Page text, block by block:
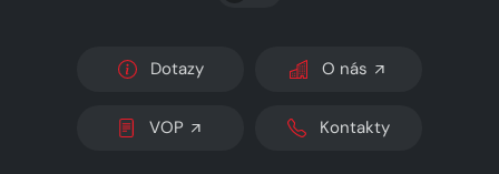
Dotazy O nás
VOP Kontakty